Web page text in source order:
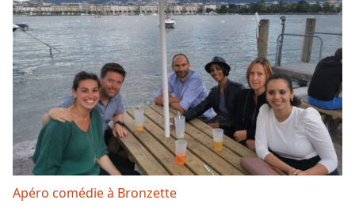
Apéro comédie à Bronzette